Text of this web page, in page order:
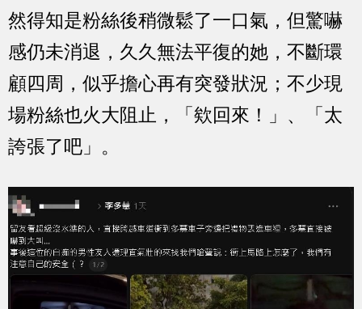
然得知是粉絲後稍微鬆了一口氣，但驚嚇
感仍未消退，久久無法平復的她，不斷環
顧四周，似乎擔心再有突發狀況；不少現
場粉絲也火大阻止，「欸回來！」、「太
誇張了吧」。